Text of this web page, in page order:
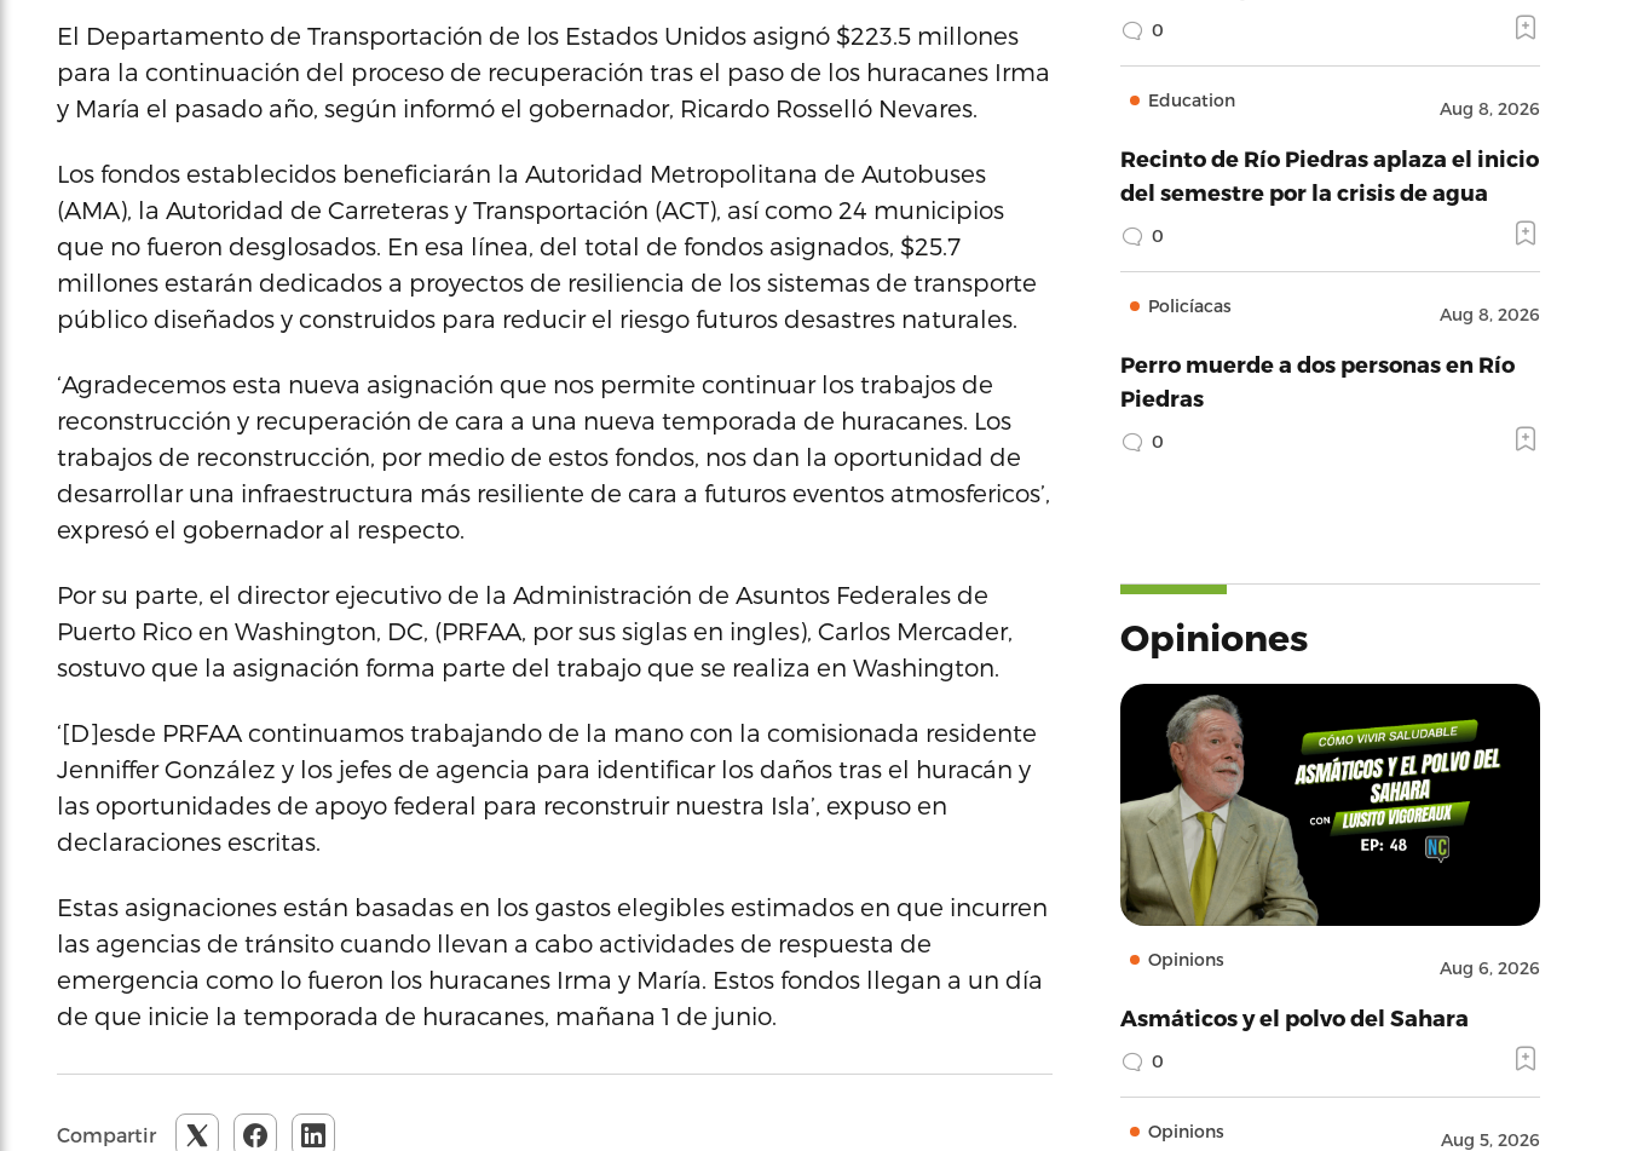
El Departamento de Transportación de los Estados Unidos asignó $223.5 millones
para la continuación del proceso de recuperación tras el paso de los huracanes Irma
y María el pasado año, según informó el gobernador, Ricardo Rosselló Nevares.
Los fondos establecidos beneficiarán la Autoridad Metropolitana de Autobuses
(AMA), la Autoridad de Carreteras y Transportación (ACT), así como 24 municipios
que no fueron desglosados. En esa línea, del total de fondos asignados, $25.7
millones estarán dedicados a proyectos de resiliencia de los sistemas de transporte
público diseñados y construidos para reducir el riesgo futuros desastres naturales.
‘Agradecemos esta nueva asignación que nos permite continuar los trabajos de
reconstrucción y recuperación de cara a una nueva temporada de huracanes. Los
trabajos de reconstrucción, por medio de estos fondos, nos dan la oportunidad de
desarrollar una infraestructura más resiliente de cara a futuros eventos atmosfericos’,
expresó el gobernador al respecto.
Por su parte, el director ejecutivo de la Administración de Asuntos Federales de
Puerto Rico en Washington, DC, (PRFAA, por sus siglas en ingles), Carlos Mercader,
sostuvo que la asignación forma parte del trabajo que se realiza en Washington.
‘[D]esde PRFAA continuamos trabajando de la mano con la comisionada residente
Jenniffer González y los jefes de agencia para identificar los daños tras el huracán y
las oportunidades de apoyo federal para reconstruir nuestra Isla’, expuso en
declaraciones escritas.
Estas asignaciones están basadas en los gastos elegibles estimados en que incurren
las agencias de tránsito cuando llevan a cabo actividades de respuesta de
emergencia como lo fueron los huracanes Irma y María. Estos fondos llegan a un día
de que inicie la temporada de huracanes, mañana 1 de junio.
Compartir
0
Education Aug 8, 2026
Recinto de Río Piedras aplaza el inicio
del semestre por la crisis de agua
0
Policíacas Aug 8, 2026
Perro muerde a dos personas en Río
Piedras
0
Opiniones
Opinions Aug 6, 2026
Asmáticos y el polvo del Sahara
0
Opinions Aug 5, 2026